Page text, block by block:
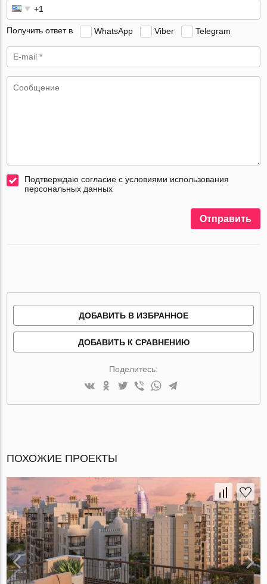
Получить ответ в WhatsApp Viber Telegram
Подтверждаю согласие с условиями использования
персональных данных
Отправить
ДОБАВИТЬ В ИЗБРАННОЕ
ДОБАВИТЬ К СРАВНЕНИЮ
Поделитесь:
ПОХОЖИЕ ПРОЕКТЫ